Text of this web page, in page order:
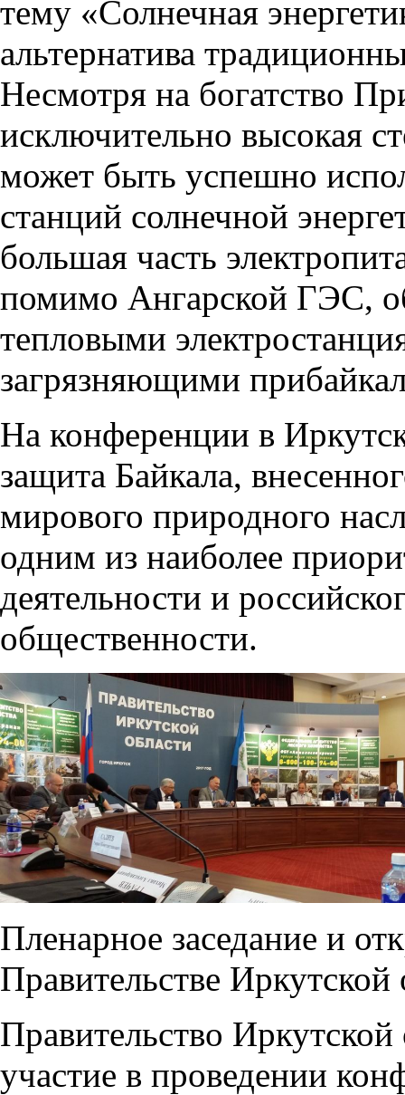
тему «Солнечная
альтернатива
Несмотря на богатство
исключительно высокая
может быть успешно
станций солнечной
большая часть
помимо Ангарской ГЭС,
тепловыми
загрязняющими
На конференции в
защита Байкала,
мирового природного
одним из наиболее
деятельности и
общественности.
Пленарное заседание и
Правительстве Иркутской
Правительство
участие в проведении